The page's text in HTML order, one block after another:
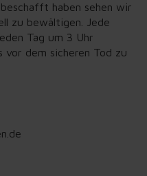
haben sehen wir
zu bewältigen. Jede
Tag um 3 Uhr
vor dem sicheren Tod zu